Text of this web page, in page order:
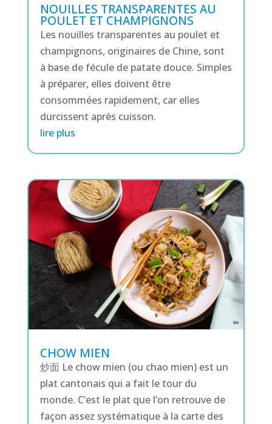
NOUILLES TRANSPARENTES AU
POULET ET CHAMPIGNONS
Les nouilles transparentes au poulet et
champignons, originaires de Chine, sont
à base de fécule de patate douce. Simples
à préparer, elles doivent être
consommées rapidement, car elles
durcissent après cuisson.
lire plus
CHOW MIEN
炒面 Le chow mien (ou chao mien) est un
plat cantonais qui a fait le tour du
monde. C’est le plat que l’on retrouve de
façon assez systématique à la carte des